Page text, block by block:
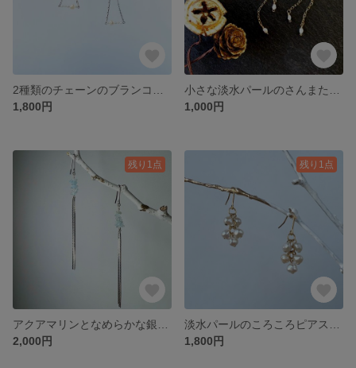
1,800円
1,000円
残り1点
2,000円
残り1点
1,800円